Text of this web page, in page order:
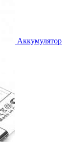
Аккумулятор